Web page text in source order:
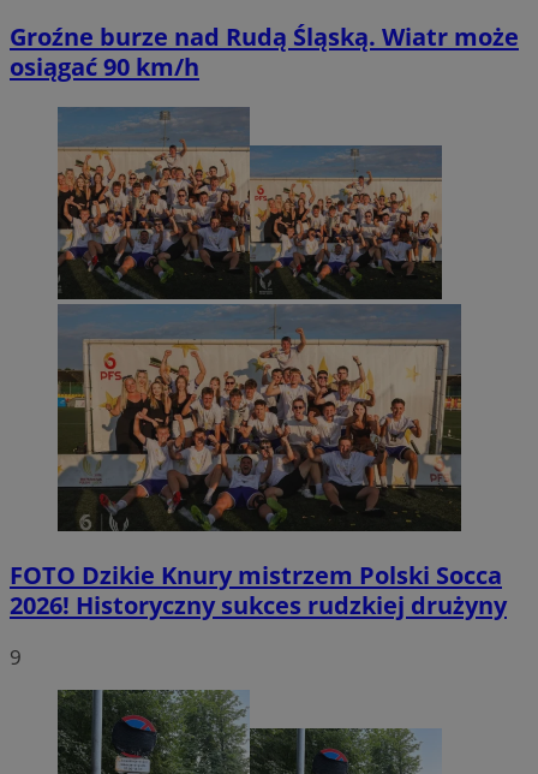
Groźne burze nad Rudą Śląską. Wiatr może
osiągać 90 km/h
FOTO Dzikie Knury mistrzem Polski Socca
2026! Historyczny sukces rudzkiej drużyny
9